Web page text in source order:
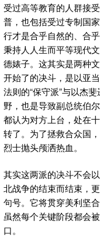
受过高等教育的人群接
普，也包括受过专制国
行才是合乎自然的、合
秉持人人生而平等现代
德婊子。这其实是两种
开始了的决斗，是以亚
法则的“保守派”与以杰
野，也是导致副总统伯
都认为对方上台，处在
转了。为了拯救合众国
烈士抛头颅洒热血。
其实这两派的决斗不会
北战争的结束而结束，
句号。它将贯穿美利坚
虽然每个关键阶段都会
口。